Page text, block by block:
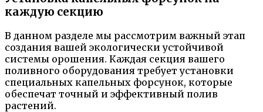
каждую секцию
В данном разделе мы рассмотрим важный этап
создания вашей экологически устойчивой
системы орошения. Каждая секция вашего
поливного оборудования требует установки
специальных капельных форсунок, которые
обеспечат точный и эффективный полив
растений.